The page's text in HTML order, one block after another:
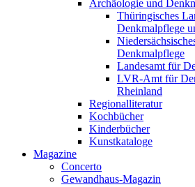
Archäologie und
Thüringisches
Denkmalpflege
Denkmalpflege
Landesamt für
LVR-Amt für
Rheinland
Regionalliteratur
Kochbücher
Kinderbücher
Kunstkataloge
Magazine
Concerto
Gewandhaus-Magazin